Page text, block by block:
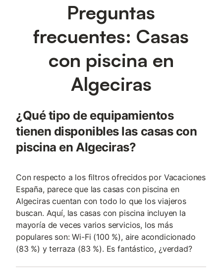
Preguntas
frecuentes: Casas
con piscina en
Algeciras
¿Qué tipo de equipamientos
tienen disponibles las casas con
piscina en Algeciras?
Con respecto a los filtros ofrecidos por Vacaciones
España, parece que las casas con piscina en
Algeciras cuentan con todo lo que los viajeros
buscan. Aquí, las casas con piscina incluyen la
mayoría de veces varios servicios, los más
populares son: Wi-Fi (100 %), aire acondicionado
(83 %) y terraza (83 %). Es fantástico, ¿verdad?